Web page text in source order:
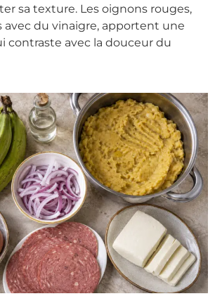
sa texture. Les oignons rouges,
avec du vinaigre, apportent une
contraste avec la douceur du